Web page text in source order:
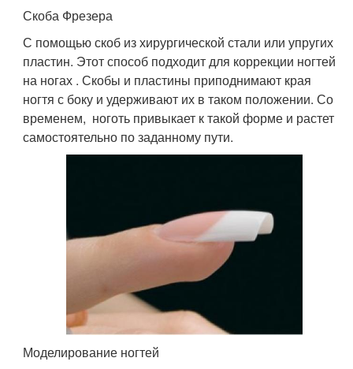
Скоба Фрезера
С помощью скоб из хирургической стали или упругих
пластин. Этот способ подходит для коррекции ногтей
на ногах . Скобы и пластины приподнимают края
ногтя с боку и удерживают их в таком положении. Со
временем, ноготь привыкает к такой форме и растет
самостоятельно по заданному пути.
Моделирование ногтей